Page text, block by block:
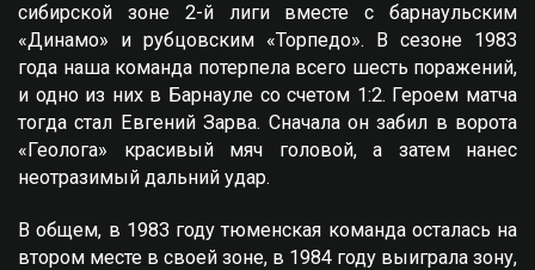
сибирской зоне 2-й лиги вместе с барнаульским
«Динамо» и рубцовским «Торпедо». В сезоне 1983
года наша команда потерпела всего шесть поражений,
и одно из них в Барнауле со счетом 1:2. Героем матча
тогда стал Eвгений Зарва. Сначала он забил в ворота
«Геолога» красивый мяч головой, а затем нанес
неотразимый дальний удар.
В общем, в 1983 году тюменская команда осталась на
втором месте в своей зоне, в 1984 году выиграла зону,